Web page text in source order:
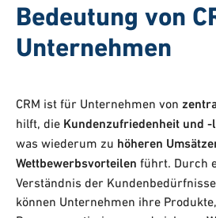
Bedeutung von
Unternehmen
CRM ist für Unternehmen von
hilft, die Kundenzufriedenheit und
was wiederum zu höheren
Wettbewerbsvorteilen führt. Durch
Verständnis der
können Unternehmen ihre